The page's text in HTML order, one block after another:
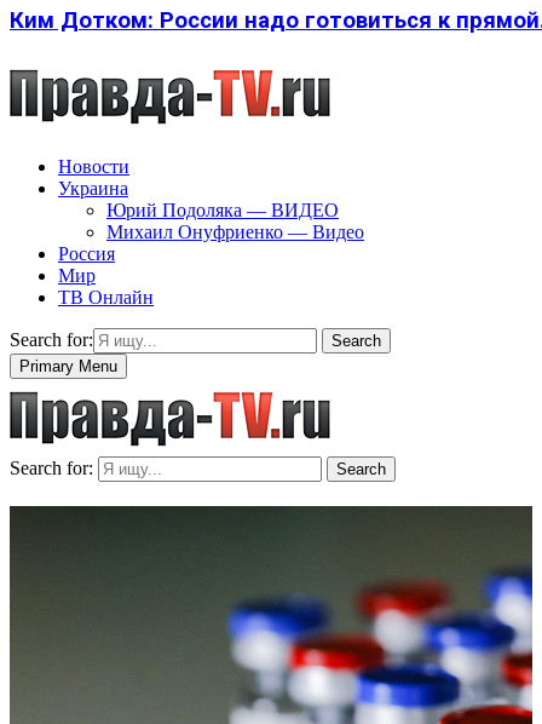
Ким Дотком: России надо готовиться к
Новости
Украина
Юрий Подоляка — ВИДЕО
Михаил Онуфриенко — Видео
Россия
Мир
ТВ Онлайн
Search for:
Search
Primary Menu
Search for: Search